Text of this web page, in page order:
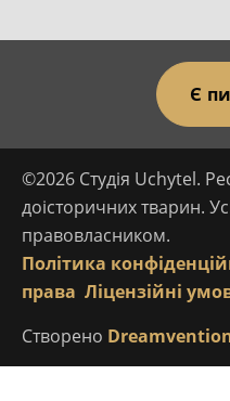
Є
©2026 Студія Uchytel.
доісторичних тварин.
правовласником.
Політика
права Ліцензійні
Створено